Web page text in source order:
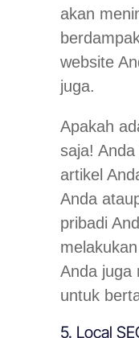
akan
website
juga.
Apakah
saja!
artikel
Anda
pribadi
Anda juga
untuk
5. Local